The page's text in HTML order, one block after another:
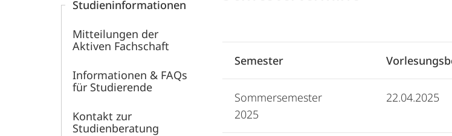
Studieninformationen
Mitteilungen der
Aktiven Fachschaft
Informationen & FAQs
für Studierende
Kontakt zur
Studienberatung
Semester
Sommersemester
2025
22.04.2025